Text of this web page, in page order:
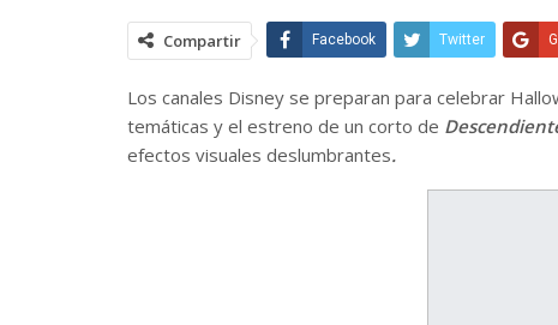
Compartir Facebook Twitter
Los canales Disney se preparan para celebrar
temáticas y el estreno de un corto de
efectos visuales deslumbrantes.